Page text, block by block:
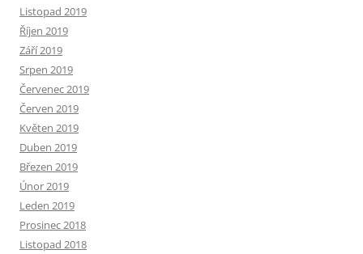
Listopad 2019
Říjen 2019
Září 2019
Srpen 2019
Červenec 2019
Červen 2019
Květen 2019
Duben 2019
Březen 2019
Únor 2019
Leden 2019
Prosinec 2018
Listopad 2018